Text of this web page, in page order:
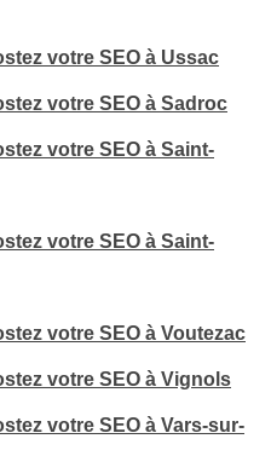
votre SEO à Ussac
votre SEO à Sadroc
votre SEO à Saint-
votre SEO à Saint-
votre SEO à Voutezac
votre SEO à Vignols
votre SEO à Vars-sur-